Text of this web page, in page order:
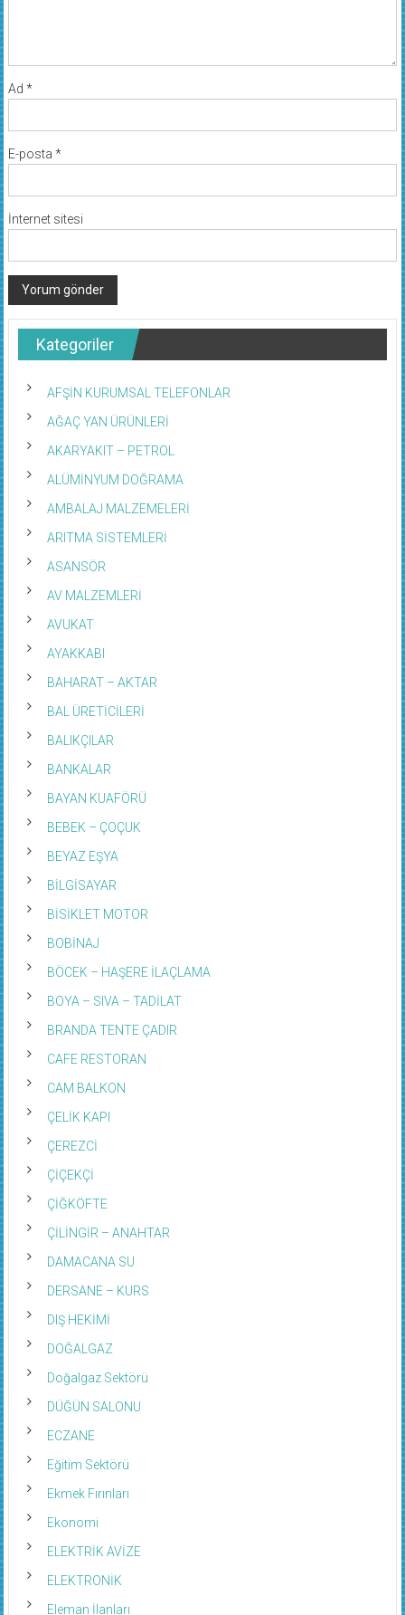
Ad *
E-posta *
İnternet sitesi
Kategoriler
AFŞİN KURUMSAL TELEFONLAR
AĞAÇ YAN ÜRÜNLERİ
AKARYAKIT – PETROL
ALÜMİNYUM DOĞRAMA
AMBALAJ MALZEMELERİ
ARITMA SİSTEMLERİ
ASANSÖR
AV MALZEMLERİ
AVUKAT
AYAKKABI
BAHARAT – AKTAR
BAL ÜRETİCİLERİ
BALIKÇILAR
BANKALAR
BAYAN KUAFÖRÜ
BEBEK – ÇOÇUK
BEYAZ EŞYA
BİLGİSAYAR
BİSİKLET MOTOR
BOBİNAJ
BÖCEK – HAŞERE İLAÇLAMA
BOYA – SIVA – TADİLAT
BRANDA TENTE ÇADIR
CAFE RESTORAN
CAM BALKON
ÇELİK KAPI
ÇEREZCİ
ÇİÇEKÇİ
ÇİĞKÖFTE
ÇİLİNGİR – ANAHTAR
DAMACANA SU
DERSANE – KURS
DIŞ HEKİMİ
DOĞALGAZ
Doğalgaz Sektörü
DÜĞÜN SALONU
ECZANE
Eğitim Sektörü
Ekmek Fırınları
Ekonomi
ELEKTRİK AVİZE
ELEKTRONİK
Eleman İlanları